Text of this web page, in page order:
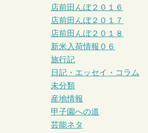
店前田んぼ２０１６
店前田んぼ２０１７
店前田んぼ２０１８
新米入荷情報０６
旅行記
日記・エッセイ・コラム
未分類
産地情報
甲子園への道
芸能ネタ